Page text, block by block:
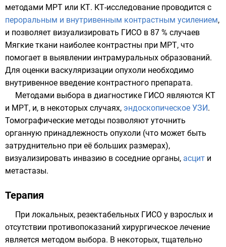
методами МРТ или КТ. КТ-исследование проводится с
пероральным и внутривенным контрастным усилением,
и позволяет визуализировать ГИСО в 87 % случаев
Мягкие ткани наиболее контрастны при МРТ, что
помогает в выявлении интрамуральных образований.
Для оценки васкуляризации опухоли необходимо
внутривенное введение контрастного препарата.
Методами выбора в диагностике ГИСО являются КТ
и МРТ, и, в некоторых случаях, эндоскопическое УЗИ.
Томографические методы позволяют уточнить
органную принадлежность опухоли (что может быть
затруднительно при её больших размерах),
визуализировать инвазию в соседние органы, асцит и
метастазы.
Терапия
При локальных, резектабельных ГИСО у взрослых и
отсутствии противопоказаний хирургическое лечение
является методом выбора. В некоторых, тщательно